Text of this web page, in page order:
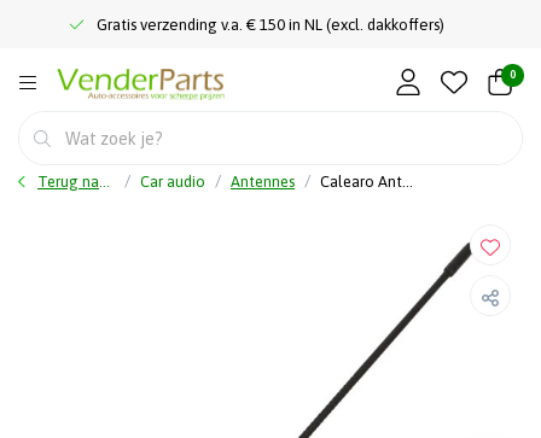
Gratis verzending v.a. € 150 in NL (excl. dakkoffers)
0
Terug naar home Car audio Antennes Calearo Antenne spriet - AM/FM/DAB/DAB+ - Antenne 41 cm